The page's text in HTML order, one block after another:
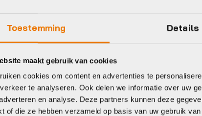
Toestemming Details
maakt gebruik van cookies
cookies om content en advertenties te
te analyseren. Ook delen we informatie over uw
en analyse. Deze partners kunnen deze
of die ze hebben verzameld op basis van uw gebruik